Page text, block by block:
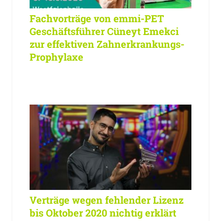
Fachvorträge von emmi-PET
Geschäftsführer Cüneyt Emekci
zur effektiven Zahnerkrankungs-
Prophylaxe
Verträge wegen fehlender Lizenz
bis Oktober 2020 nichtig erklärt